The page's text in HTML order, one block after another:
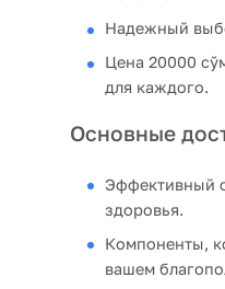
Надежный
Цена 20000
для каждого.
Основные
Эффективный
здоровья.
Компоненты,
вашем